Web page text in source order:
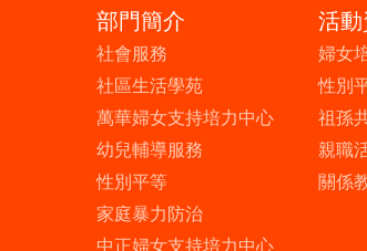
部門簡介
社會服務
社區生活學苑
萬華婦女支持培力中心
幼兒輔導服務
性別平等
家庭暴力防治
中正婦女支持培力中心
活動
婦女
性別
祖孫
親職
關係